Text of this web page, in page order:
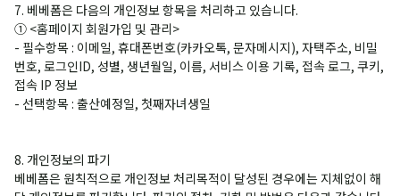
7. 베베폼은 다음의 개인정보 항목을 처리하고 있습니다.
① <홈페이지 회원가입 및 관리>
- 필수항목 : 이메일, 휴대폰번호(카카오톡, 문자메시지), 자택주소, 비밀
번호, 로그인ID, 성별, 생년월일, 이름, 서비스 이용 기록, 접속 로그, 쿠키,
접속 IP 정보
- 선택항목 : 출산예정일, 첫째자녀생일
8. 개인정보의 파기
베베폼은 원칙적으로 개인정보 처리목적이 달성된 경우에는 지체없이 해